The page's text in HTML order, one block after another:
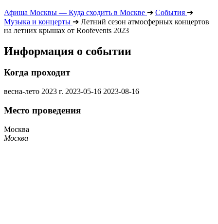
Афиша Москвы — Куда сходить в Москве ➔ События ➔
Музыка и концерты ➔ Летний сезон атмосферных концертов
на летних крышах от Roofevents 2023
Информация о событии
Когда проходит
весна-лето 2023 г. 2023-05-16 2023-08-16
Место проведения
Москва
Москва